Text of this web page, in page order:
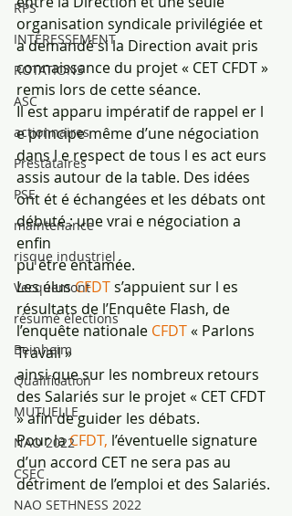
RPS
INTÉRESSEMENT
ROTATIONS
ASC
actionnaires
Prestataires
PSE
maintenance
risque industriel
Vecquemont
résumé élections
Beinheim
Qualification
MUTUELLE
NAO 2022
CSEC
NAO SETHNESS 2022
organisation syndicale privilégiée et
a demandé si la Direction avait pris
connaissance du projet « CET CFDT »
remis lors de cette séance.
Il est apparu impératif de rappel er l
e principe même d’une négociation
dans l e respect de tous l es act eurs
assis autour de la table. Des idées
ont ét é échangées et les débats ont
débuté : une vrai e négociation a
enfin
pu être entamée.
Les élus CFDT s’appuient sur l es
résultats de l’Enquête Flash, de
l’enquête nationale CFDT « Parlons
Travail »
ainsi que sur les nombreux retours
des Salariés sur le projet « CET CFDT
» afin de guider les débats.
Pour la CFDT, l’éventuelle signature
d’un accord CET ne sera pas au
détriment de l’emploi et des Salariés.